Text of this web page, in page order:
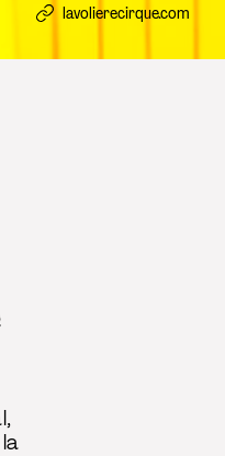
lavolierecirque.com